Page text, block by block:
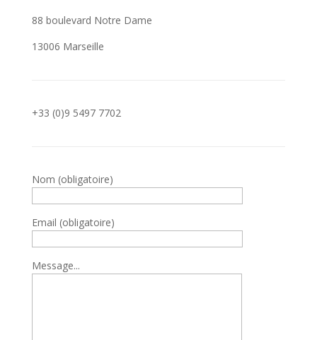
88 boulevard Notre Dame
13006 Marseille
+33 (0)9 5497 7702
Nom (obligatoire)
Email (obligatoire)
Message...